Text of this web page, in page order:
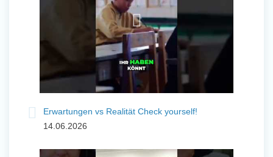
Erwartungen vs Realität Check yourself!
14.06.2026